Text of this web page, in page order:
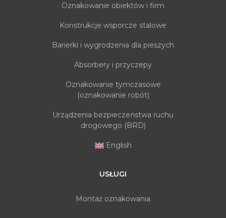
Oznakowanie obiektów i firm
Konstrukcje wsporcze stalowe
Barierki i wygrodzenia dla pieszych
Absorbery i przyczepy
Oznakowanie tymczasowe
(oznakowanie robót)
Urządzenia bezpieczeństwa ruchu
drogowego (BRD)
English
USŁUGI
Montaż oznakowania